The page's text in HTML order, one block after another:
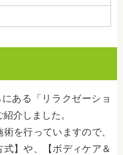
ある「リラクゼーショ
介しました。
を行っていますので、
】や、【ボディケア＆